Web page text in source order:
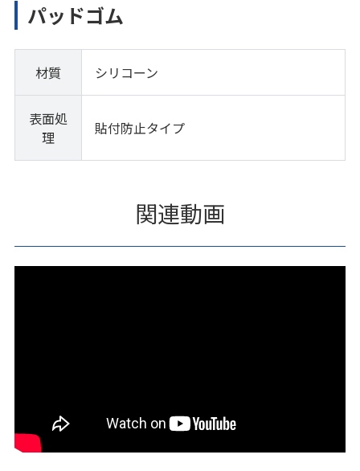
パッドゴム
材質 シリコーン
表面処
理
貼付防止タイプ
関連動画